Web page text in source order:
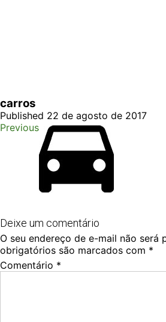
carros
Published 22 de agosto de 2017
Previous
Deixe um comentário
O seu endereço de e-mail não será
obrigatórios são marcados com *
Comentário *